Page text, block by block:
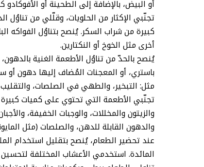
أو البيض، بالإضافة إلى الطحينة أو
تجنّبي الإكثار من الحلويات، وقلّلي من
كبيرة من شراب السكر. يُنصح بتناوُل الفواكه
أخرى مثل الخوخ أو النكتارين.
يُنصح بالحدّ من تناوُل الأطعمة الغنية
باستري، أو المعجنات المُضاف إليها دهون
مثل: التبخير، والطهي في الصلصات،
تجنّبي الأطعمة التي تحتوي على كميات كبيرة
والزيتون والمخللات، والوجبات الخفيفة،
والدهون القابلة للدهن، والصلصات (مثل
عند تحضير الطعام، يُنصح بتقليل استخدام
المائدة. استخدمي الأعشاب المختلفة